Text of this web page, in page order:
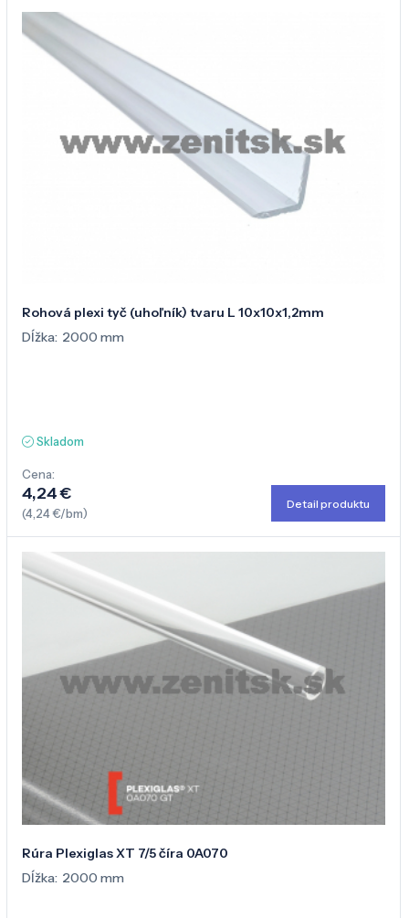
Rohová plexi tyč (uhoľník) tvaru L 10x10x1,2mm
Dĺžka: 2000 mm
Skladom
Cena:
4,24 €
(4,24 €/bm)
Detail produktu
Rúra Plexiglas XT 7/5 číra 0A070
Dĺžka: 2000 mm